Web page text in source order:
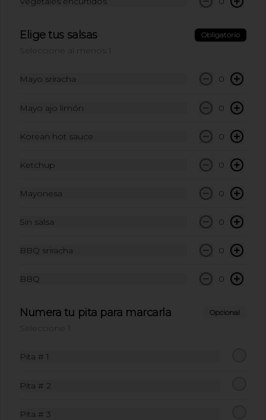
Postre de tres leches con dulce de
Bebidas
Agua Manantial sin gas
Elige tus salsas Obligatorio
Seleccione al menos 1
Mayo sriracha 0
Mayo ajo limón 0
Korean hot sauce 0
Ketchup 0
Mayonesa 0
Sin salsa 0
BBQ sriracha 0
BBQ 0
Numera tu pita para marcarla Opcional
Seleccione 1
Pita # 1
Pita # 2
Pita # 3